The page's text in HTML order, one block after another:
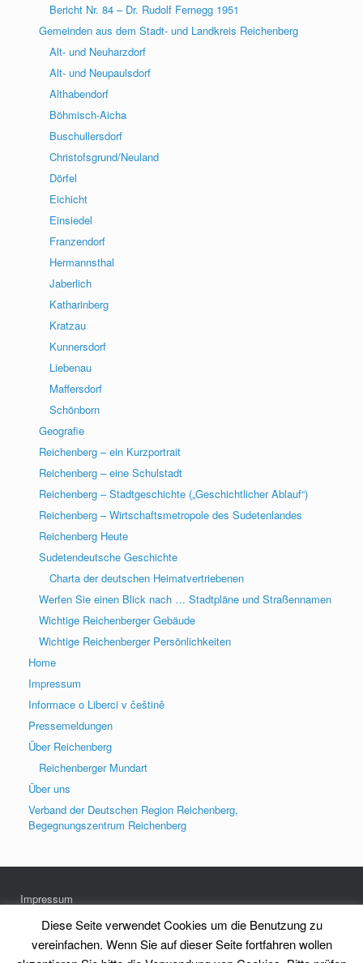
Bericht Nr. 84 – Dr. Rudolf Fernegg 1951
Gemeinden aus dem Stadt- und Landkreis Reichenberg
Alt- und Neuharzdorf
Alt- und Neupaulsdorf
Althabendorf
Böhmisch-Aicha
Buschullersdorf
Christofsgrund/Neuland
Dörfel
Eichicht
Einsiedel
Franzendorf
Hermannsthal
Jaberlich
Katharinberg
Kratzau
Kunnersdorf
Liebenau
Maffersdorf
Schönborn
Geografie
Reichenberg – ein Kurzportrait
Reichenberg – eine Schulstadt
Reichenberg – Stadtgeschichte („Geschichtlicher Ablauf“)
Reichenberg – Wirtschaftsmetropole des Sudetenlandes
Reichenberg Heute
Sudetendeutsche Geschichte
Charta der deutschen Heimatvertriebenen
Werfen Sie einen Blick nach … Stadtpläne und Straßennamen
Wichtige Reichenberger Gebäude
Wichtige Reichenberger Persönlichkeiten
Home
Impressum
Informace o Liberci v češtině
Pressemeldungen
Über Reichenberg
Reichenberger Mundart
Über uns
Verband der Deutschen Region Reichenberg,
Begegnungszentrum Reichenberg
Impressum
Datenschutz
Diese Seite verwendet Cookies um die Benutzung zu
vereinfachen. Wenn Sie auf dieser Seite fortfahren wollen